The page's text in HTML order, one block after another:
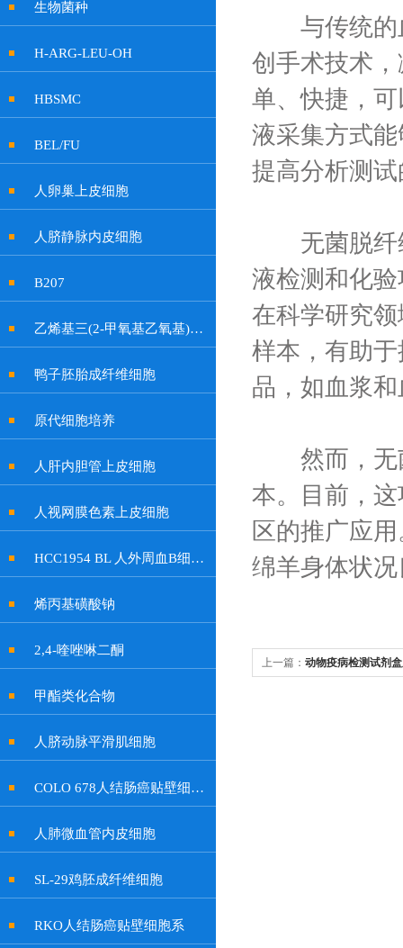
生物菌种
H-ARG-LEU-OH
HBSMC
BEL/FU
人卵巢上皮细胞
人脐静脉内皮细胞
B207
乙烯基三(2-甲氧基乙氧基)硅烷
鸭子胚胎成纤维细胞
原代细胞培养
人肝内胆管上皮细胞
人视网膜色素上皮细胞
HCC1954 BL 人外周血B细胞系
烯丙基磺酸钠
2,4-喹唑啉二酮
甲酯类化合物
人脐动脉平滑肌细胞
COLO 678人结肠癌贴壁细胞系
人肺微血管内皮细胞
SL-29鸡胚成纤维细胞
RKO人结肠癌贴壁细胞系
与传统的血
创手术技术
单、快捷，
液采集方式
提高分析测
无菌脱纤维
液检测和化
在科学研究
样本，有助
品，如血浆
然而，无菌
本。目前，
区的推广应
绵羊身体状
上一篇： 动物疫病检测试剂